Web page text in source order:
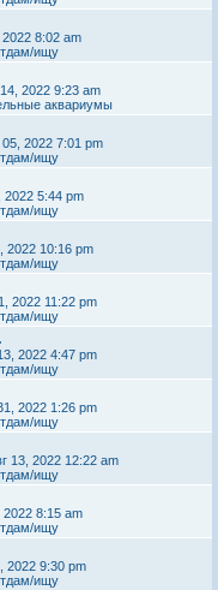
2022 8:02 am
ищу
2022 9:23 am
аквариумы
2022 7:01 pm
ищу
2022 5:44 pm
ищу
2022 10:16 pm
ищу
2022 11:22 pm
ищу
2022 4:47 pm
ищу
2022 1:26 pm
ищу
13, 2022 12:22 am
ищу
8:15 am
ищу
2022 9:30 pm
ищу